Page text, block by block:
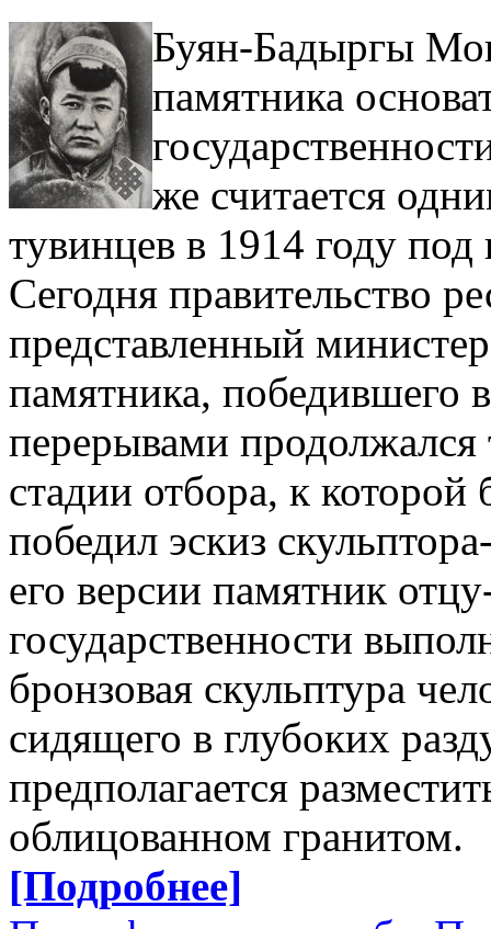
Буян-Бадыргы
памятника
же считается
тувинцев в 1914 году под
Сегодня правительство
представленный
памятника, победившего
перерывами
стадии отбора, к
победил эскиз
его версии памятник
государственности
бронзовая скульптура
сидящего в глубоких
предполагается
облицованном гранитом.
[Подробнее]